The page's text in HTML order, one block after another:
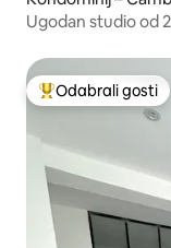
Ugodan studio od
Među najviše
Odabrali gosti